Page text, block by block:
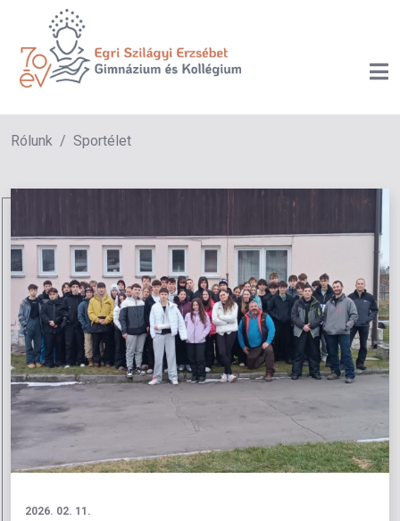
Rólunk Sportélet
2026. 02. 11.